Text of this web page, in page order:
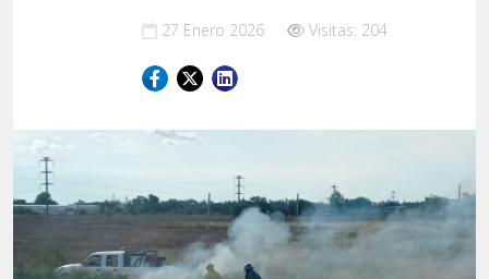
27 Enero 2026 Visitas: 204